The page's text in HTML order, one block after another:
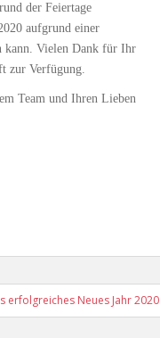
der Feiertage
aufgrund einer
kann. Vielen Dank für Ihr
zur Verfügung.
Team und Ihren Lieben
erfolgreiches Neues Jahr 2020